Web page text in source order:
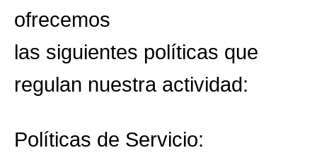
ofrecemos
las siguientes políticas que
regulan nuestra actividad:
Políticas de Servicio: